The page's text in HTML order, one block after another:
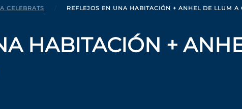
CELEBRATS REFLEJOS EN UNA HABITACIÓN + ANHEL DE LLUM A
HABITACIÓN +